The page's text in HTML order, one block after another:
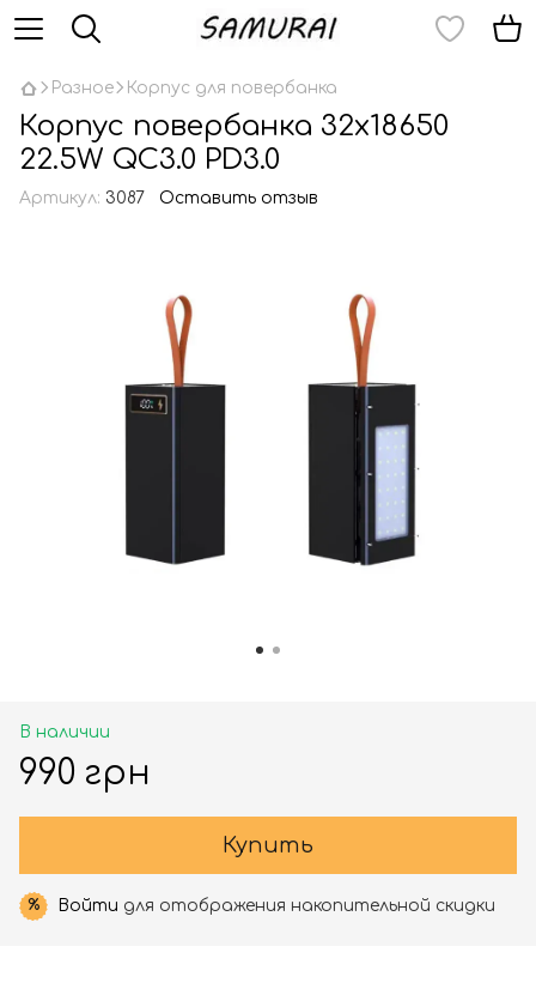
Разное Корпус для повербанка
Корпус повербанка 32х18650
22.5W QC3.0 PD3.0
Артикул: 3087 Оставить отзыв
В наличии
990 грн
Купить
% Войти для отображения накопительной скидки